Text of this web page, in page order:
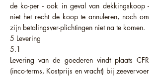
de ko-per - ook in geval van dekkingskoop -
niet het recht de koop te annuleren, noch om
zijn betalingsver-plichtingen niet na te komen.
5 Levering
5.1
Levering van de goederen vindt plaats CFR
(inco-terms, Kostprijs en vracht) bij zeevervoer